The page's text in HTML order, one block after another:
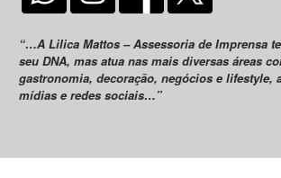
“…A Lilica Mattos – Assessoria de Imprensa
seu DNA, mas atua nas mais diversas áreas
gastronomia, decoração, negócios e lifestyle,
mídias e redes sociais…”